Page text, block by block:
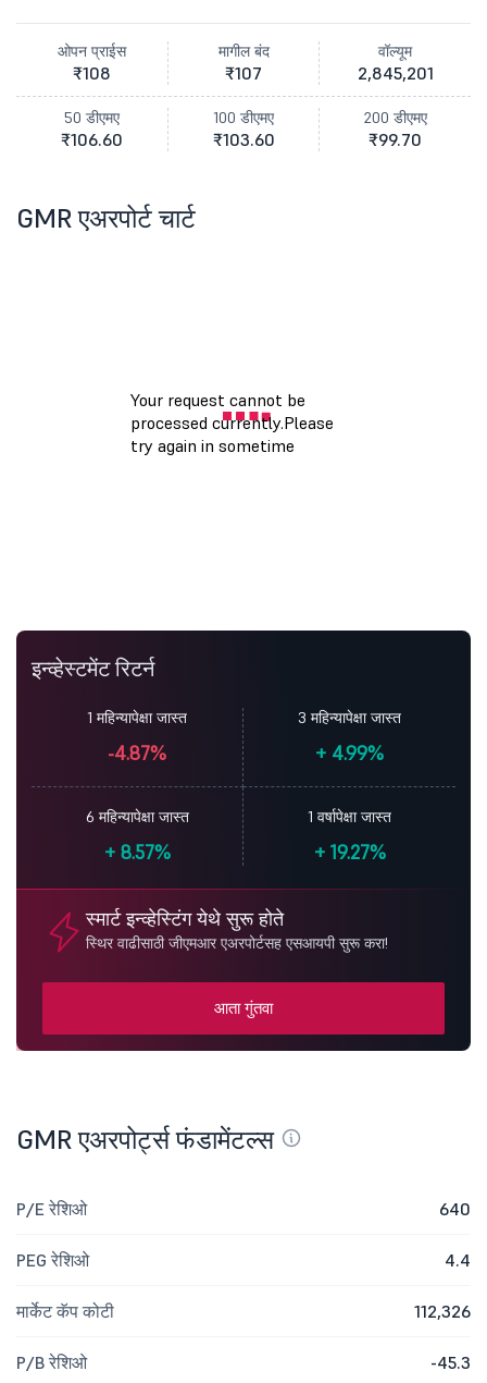
ओपन प्राईस
₹108
मागील बंद
₹107
वॉल्यूम
2,845,201
50 डीएमए
₹106.60
100 डीएमए
₹103.60
200 डीएमए
₹99.70
GMR एअरपोर्ट चार्ट
इन्व्हेस्टमेंट रिटर्न
1 महिन्यापेक्षा जास्त
-4.87%
3 महिन्यापेक्षा जास्त
+ 4.99%
6 महिन्यापेक्षा जास्त
+8.57%
1 वर्षापेक्षा जास्त
+19.27%
स्मार्ट इन्व्हेस्टिंग येथे सुरू होते
स्थिर वाढीसाठी जीएमआर एअरपोर्टसह एसआयपी सुरू करा!
आता गुंतवा
GMR एअरपोर्ट्स फंडामेंटल्स
P/E रेशिओ 640
PEG रेशिओ 4.4
मार्केट कॅप कोटी 112,326
P/B रेशिओ -45.3